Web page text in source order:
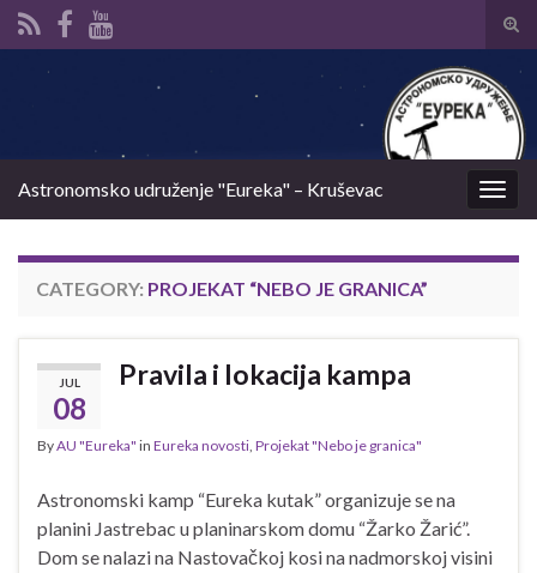
Astronomsko udruženje "Eureka" – Kruševac
CATEGORY: PROJEKAT “NEBO JE GRANICA”
JUL
08
Pravila i lokacija kampa
ByAU "Eureka" in Eureka novosti, Projekat "Nebo je granica"
Astronomski kamp “Eureka kutak” organizuje se na
planini Jastrebac u planinarskom domu “Žarko Žarić”.
Dom se nalazi na Nastovačkoj kosi na nadmorskoj visini